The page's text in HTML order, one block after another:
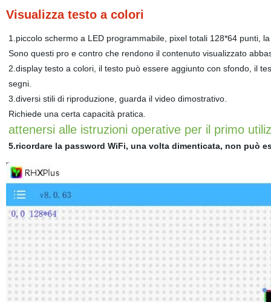
Visualizza testo a colori
1.piccolo schermo a LED programmabile, pixel totali 128*64 punti,
Sono questi pro e contro che rendono il contenuto visualizzato
2.display testo a colori, il testo può essere aggiunto con sfondo, il
segni.
3.diversi stili di riproduzione, guarda il video dimostrativo.
Richiede una certa capacità pratica.
attenersi alle istruzioni operative per il primo
5.ricordare la password WiFi, una volta dimenticata, non può